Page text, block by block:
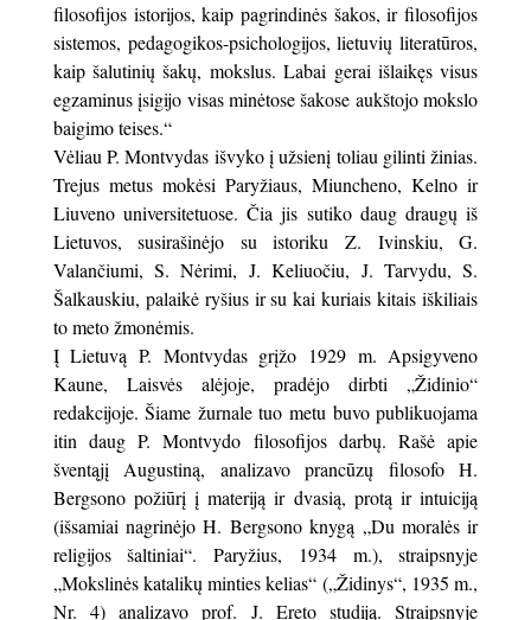
filosofijos istorijos, kaip pagrindinės šakos, ir filosofijos
sistemos, pedagogikos-psichologijos, lietuvių literatūros,
kaip šalutinių šakų, mokslus. Labai gerai išlaikęs visus
egzaminus įsigijo visas minėtose šakose aukštojo mokslo
baigimo teises.“
Vėliau P. Montvydas išvyko į užsienį toliau gilinti žinias.
Trejus metus mokėsi Paryžiaus, Miuncheno, Kelno ir
Liuveno universitetuose. Čia jis sutiko daug draugų iš
Lietuvos, susirašinėjo su istoriku Z. Ivinskiu, G.
Valančiumi, S. Nėrimi, J. Keliuočiu, J. Tarvydu, S.
Šalkauskiu, palaikė ryšius ir su kai kuriais kitais iškiliais
to meto žmonėmis.
Į Lietuvą P. Montvydas grįžo 1929 m. Apsigyveno
Kaune, Laisvės alėjoje, pradėjo dirbti „Židinio“
redakcijoje. Šiame žurnale tuo metu buvo publikuojama
itin daug P. Montvydo filosofijos darbų. Rašė apie
šventąjį Augustiną, analizavo prancūzų filosofo H.
Bergsono požiūrį į materiją ir dvasią, protą ir intuiciją
(išsamiai nagrinėjo H. Bergsono knygą „Du moralės ir
religijos šaltiniai“. Paryžius, 1934 m.), straipsnyje
„Mokslinės katalikų minties kelias“ („Židinys“, 1935 m.,
Nr. 4) analizavo prof. J. Ereto studiją. Straipsnyje